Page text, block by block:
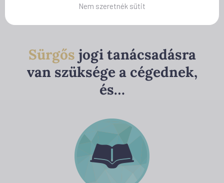
Sürgős jogi tanácsadásra
van szüksége a cégednek,
és…
Nem szeretnék sütit